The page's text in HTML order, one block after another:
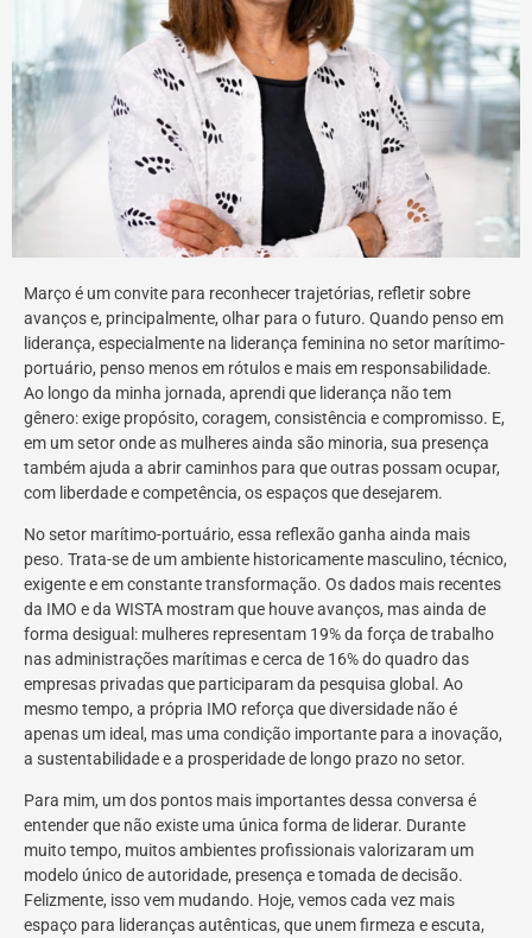
Março é um convite para reconhecer trajetórias, refletir sobre
avanços e, principalmente, olhar para o futuro. Quando penso em
liderança, especialmente na liderança feminina no setor marítimo-
portuário, penso menos em rótulos e mais em responsabilidade.
Ao longo da minha jornada, aprendi que liderança não tem
gênero: exige propósito, coragem, consistência e compromisso. E,
em um setor onde as mulheres ainda são minoria, sua presença
também ajuda a abrir caminhos para que outras possam ocupar,
com liberdade e competência, os espaços que desejarem.
No setor marítimo-portuário, essa reflexão ganha ainda mais
peso. Trata-se de um ambiente historicamente masculino, técnico,
exigente e em constante transformação. Os dados mais recentes
da IMO e da WISTA mostram que houve avanços, mas ainda de
forma desigual: mulheres representam 19% da força de trabalho
nas administrações marítimas e cerca de 16% do quadro das
empresas privadas que participaram da pesquisa global. Ao
mesmo tempo, a própria IMO reforça que diversidade não é
apenas um ideal, mas uma condição importante para a inovação,
a sustentabilidade e a prosperidade de longo prazo no setor.
Para mim, um dos pontos mais importantes dessa conversa é
entender que não existe uma única forma de liderar. Durante
muito tempo, muitos ambientes profissionais valorizaram um
modelo único de autoridade, presença e tomada de decisão.
Felizmente, isso vem mudando. Hoje, vemos cada vez mais
espaço para lideranças autênticas, que unem firmeza e escuta,